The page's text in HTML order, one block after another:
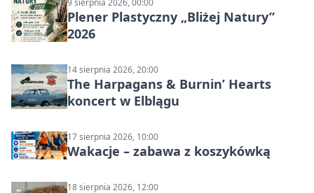
Plener Plastyczny „Bliżej Natury”
2026
14 sierpnia 2026, 20:00
The Harpagans & Burnin’ Hearts
koncert w Elblągu
17 sierpnia 2026, 10:00
Wakacje – zabawa z koszykówką
18 sierpnia 2026, 12:00